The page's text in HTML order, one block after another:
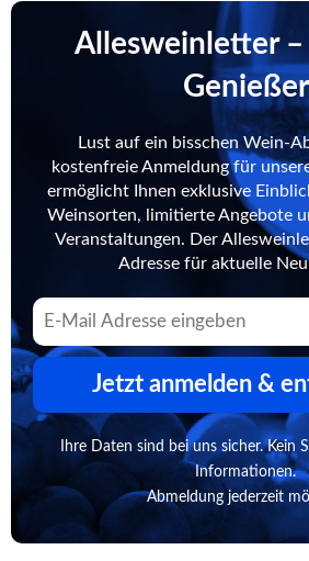
Allesweinletter –
Genießer
Lust auf ein bisschen Wein-
kostenfreie Anmeldung für
ermöglicht Ihnen exklusive
Weinsorten, limitierte Angebote
Veranstaltungen. Der
Adresse für aktuelle
Jetzt anmelden &
Ihre Daten sind bei uns sicher. Kein
Informationen.
Abmeldung jederzeit